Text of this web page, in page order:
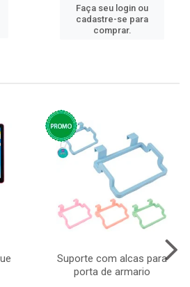
Faça seu login ou
cadastre-se para
comprar.
Suporte com alcas para
porta de armario